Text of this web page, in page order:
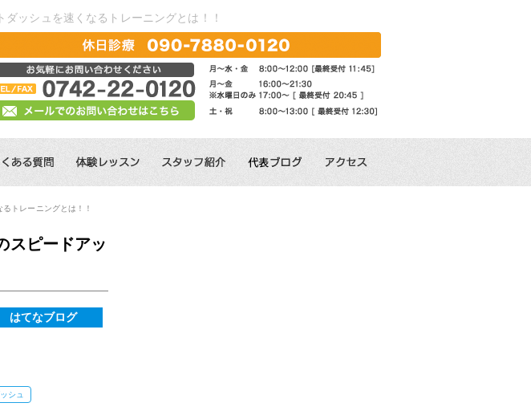
ッシュを速くなるトレーニングとは！！
トレーニングとは！！
スピードアッ
はてなブログ
シュ